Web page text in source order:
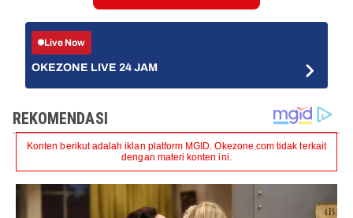
Live Now
OKEZONE LIVE 24 JAM